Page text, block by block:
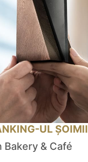
UL ȘOIMII
& Café